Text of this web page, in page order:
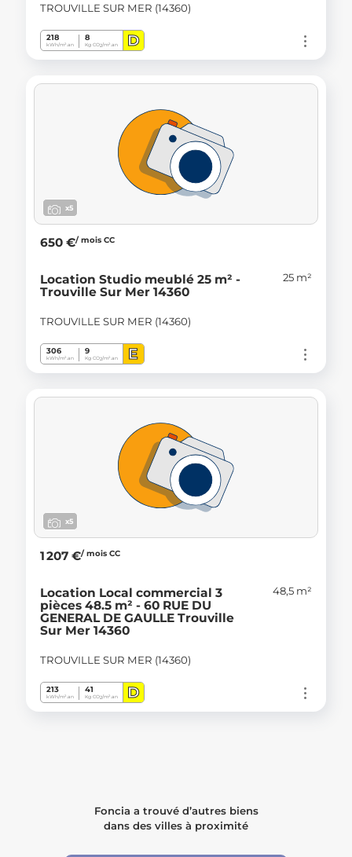
TROUVILLE SUR MER (14360)
218
kWh/m².an
8
Kg CO2/m².an D
x5
650 €/ mois CC
Location Studio meublé 25 m² -
Trouville Sur Mer 14360
25 m²
TROUVILLE SUR MER (14360)
306
kWh/m².an
9
Kg CO2/m².an E
x5
1 207 €/ mois CC
Location Local commercial 3
pièces 48.5 m² - 60 RUE DU
GENERAL DE GAULLE Trouville
Sur Mer 14360
48,5 m²
TROUVILLE SUR MER (14360)
213
kWh/m².an
41
Kg CO2/m².an D
Foncia a trouvé d’autres biens
dans des villes à proximité